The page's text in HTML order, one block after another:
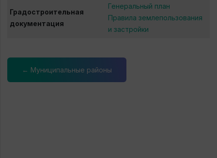
Градостроительная
документация
Генеральный план
Правила землепользования
и застройки
← Муниципальные районы